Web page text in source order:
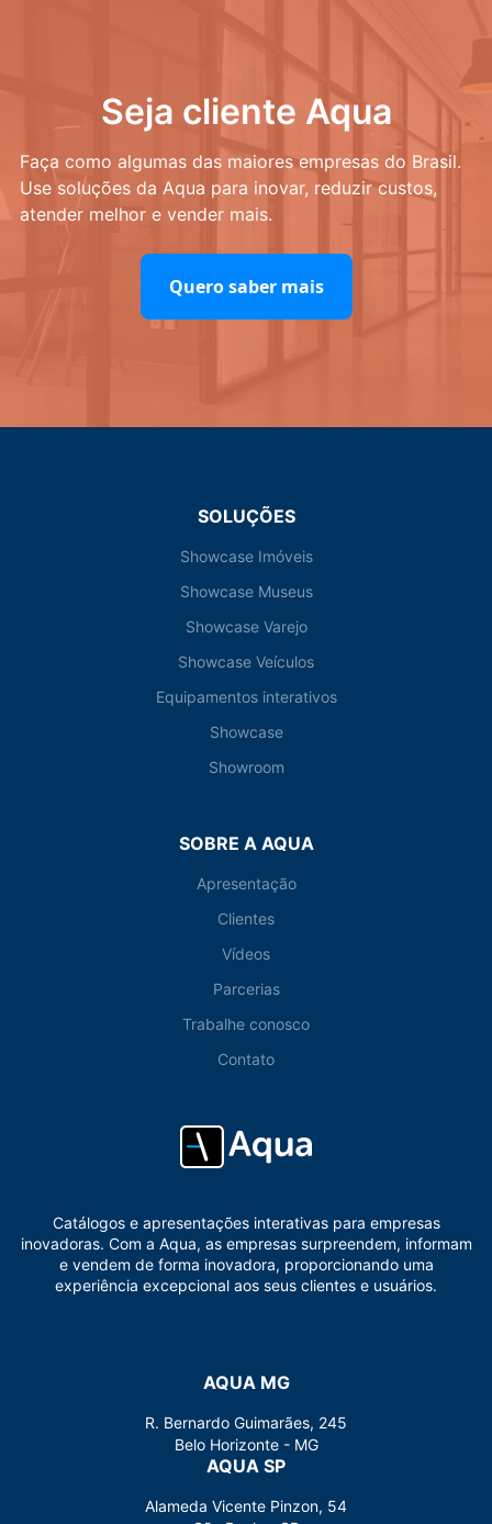
Seja cliente Aqua
Faça como algumas das maiores empresas do Brasil.
Use soluções da Aqua para inovar, reduzir custos,
atender melhor e vender mais.
Quero saber mais
SOLUÇÕES
Showcase Imóveis
Showcase Museus
Showcase Varejo
Showcase Veículos
Equipamentos interativos
Showcase
Showroom
SOBRE A AQUA
Apresentação
Clientes
Vídeos
Parcerias
Trabalhe conosco
Contato
Catálogos e apresentações interativas para empresas
inovadoras. Com a Aqua, as empresas surpreendem, informam
e vendem de forma inovadora, proporcionando uma
experiência excepcional aos seus clientes e usuários.
AQUA MG
R. Bernardo Guimarães, 245
Belo Horizonte - MG
AQUA SP
Alameda Vicente Pinzon, 54